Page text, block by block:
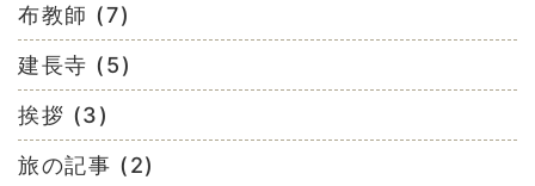
布教師 (7)
建長寺 (5)
挨拶 (3)
旅の記事 (2)